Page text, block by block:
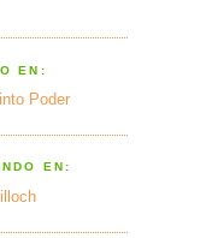
EN:
Poder
EN: